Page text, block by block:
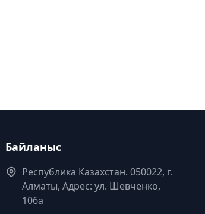
Байланыс
Республика Казахстан. 050022, г.
Алматы, Адрес: ул. Шевченко,
106а